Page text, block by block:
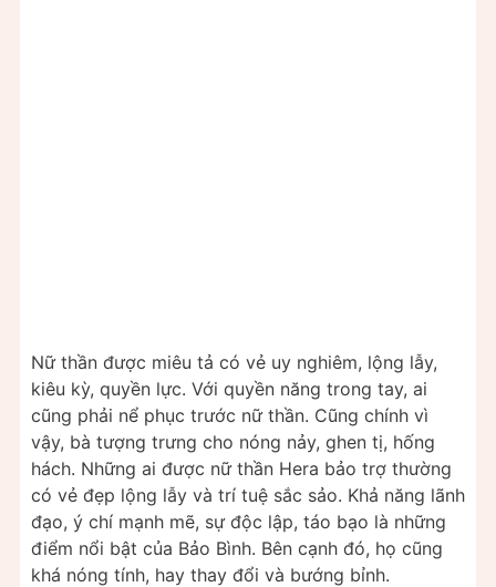
Nữ thần được miêu tả có vẻ uy nghiêm, lộng lẫy,
kiêu kỳ, quyền lực. Với quyền năng trong tay, ai
cũng phải nể phục trước nữ thần. Cũng chính vì
vậy, bà tượng trưng cho nóng nảy, ghen tị, hống
hách. Những ai được nữ thần Hera bảo trợ thường
có vẻ đẹp lộng lẫy và trí tuệ sắc sảo. Khả năng lãnh
đạo, ý chí mạnh mẽ, sự độc lập, táo bạo là những
điểm nổi bật của Bảo Bình. Bên cạnh đó, họ cũng
khá nóng tính, hay thay đổi và bướng bỉnh.